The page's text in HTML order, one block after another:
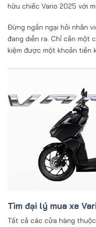
hữu chiếc Vario 2025 với
Đừng ngần ngại hỏi nhân
đang diễn ra. Chỉ cần một
kiệm được một khoản tiền
Tìm đại lý mua xe
Tất cả các cửa hàng